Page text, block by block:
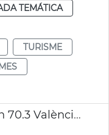
TEMÁTICA
TURISME
Impacto turismo Ironman 70.3 València 2025